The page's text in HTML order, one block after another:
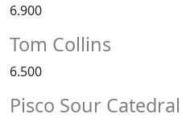
6.900
Tom Collins
6.500
Pisco Sour Catedral